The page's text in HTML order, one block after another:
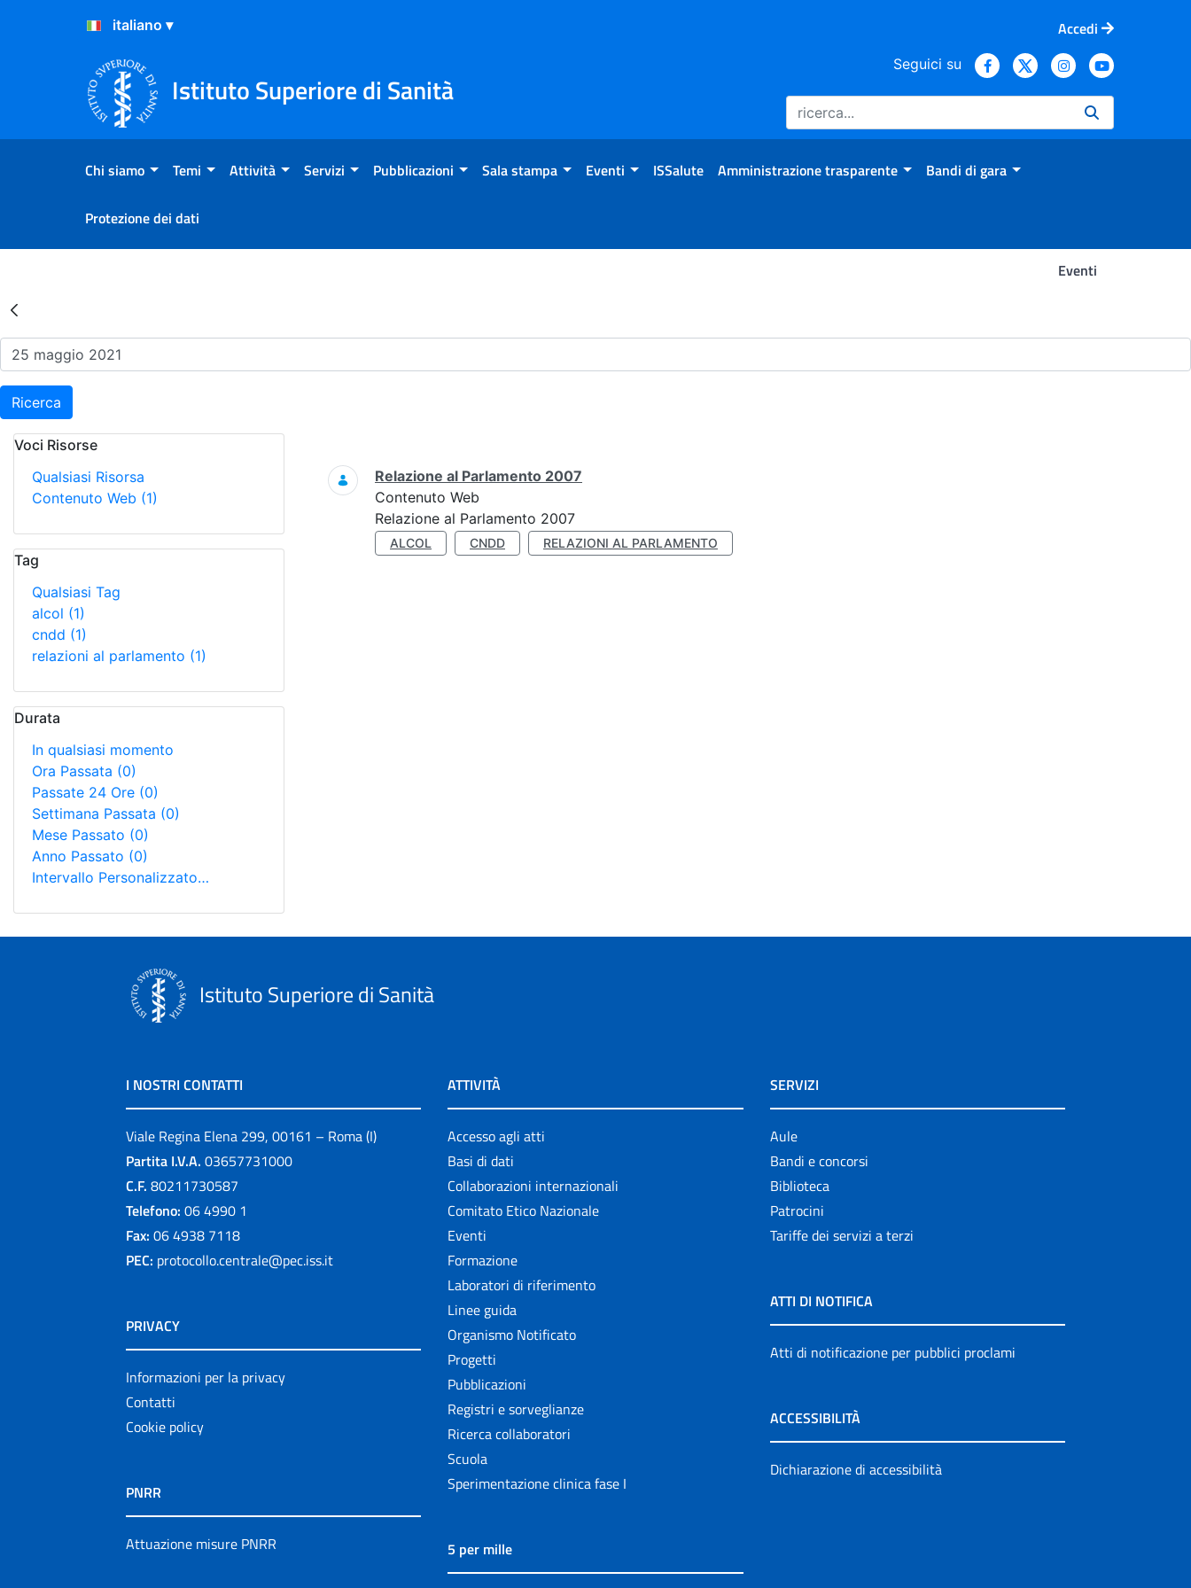
Salta al Contenuto
Salta al Footer
Accedi
Istituto Superiore di Sanità
Seguici su
Chi siamo Temi Attività Servizi Pubblicazioni Sala stampa Eventi ISSalute Amministrazione trasparente Bandi di gara
Protezione dei dati
Eventi
Risultati della Ricerca - Eventi
Ricerca
Voci Risorse
Qualsiasi Risorsa
Contenuto Web (1)
Tag
Qualsiasi Tag
alcol (1)
cndd (1)
relazioni al parlamento (1)
Durata
In qualsiasi momento
Ora Passata (0)
Passate 24 Ore (0)
Settimana Passata (0)
Mese Passato (0)
Anno Passato (0)
Intervallo Personalizzato…
Ricerca
Relazione al Parlamento 2007
Contenuto Web
Relazione al Parlamento 2007
ALCOL CNDD RELAZIONI AL PARLAMENTO
Istituto Superiore di Sanità
I NOSTRI CONTATTI
Viale Regina Elena 299, 00161 – Roma (I)
Partita I.V.A. 03657731000
C.F. 80211730587
Telefono: 06 4990 1
Fax: 06 4938 7118
PEC: protocollo.centrale@pec.iss.it
PRIVACY
Informazioni per la privacy
Contatti
Cookie policy
PNRR
Attuazione misure PNRR
ATTIVITÀ
Accesso agli atti
Basi di dati
Collaborazioni internazionali
Comitato Etico Nazionale
Eventi
Formazione
Laboratori di riferimento
Linee guida
Organismo Notificato
Progetti
Pubblicazioni
Registri e sorveglianze
Ricerca collaboratori
Scuola
Sperimentazione clinica fase I
5 per mille
SERVIZI
Aule
Bandi e concorsi
Biblioteca
Patrocini
Tariffe dei servizi a terzi
ATTI DI NOTIFICA
Atti di notificazione per pubblici proclami
ACCESSIBILITÀ
Dichiarazione di accessibilità